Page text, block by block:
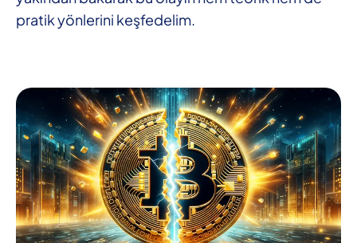
pratik yönlerini keşfedelim.